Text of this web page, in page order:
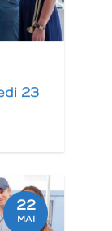
23
22
MAI